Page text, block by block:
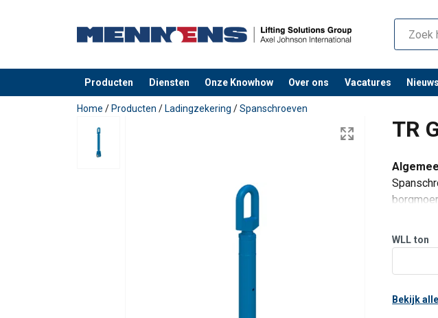
Producten Diensten Onze Knowhow Over ons Vacatures Nieuws
toegevoegd aan uw offerte
Home / Producten / Ladingzekering /Spanschroeven
TR
WLL ton
Bekijk